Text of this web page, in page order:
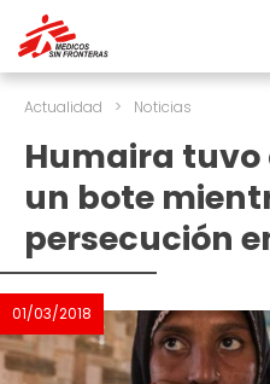
Actualidad > Noticias
Humaira tuvo
un bote
persecución
01/03/2018